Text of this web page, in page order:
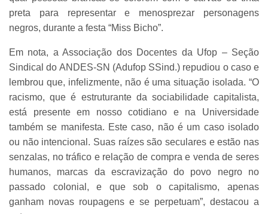
preta para representar e menosprezar personagens
negros, durante a festa “Miss Bicho”.
Em nota, a Associação dos Docentes da Ufop – Seção
Sindical do ANDES-SN (Adufop SSind.) repudiou o caso e
lembrou que, infelizmente, não é uma situação isolada. “O
racismo, que é estruturante da sociabilidade capitalista,
está presente em nosso cotidiano e na Universidade
também se manifesta. Este caso, não é um caso isolado
ou não intencional. Suas raízes são seculares e estão nas
senzalas, no tráfico e relação de compra e venda de seres
humanos, marcas da escravização do povo negro no
passado colonial, e que sob o capitalismo, apenas
ganham novas roupagens e se perpetuam”, destacou a